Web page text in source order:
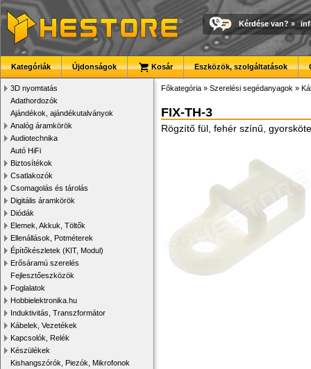
Kérdése van? »
Kategóriák Újdonságok Kosár Eszközök, szolgáltatások
3D nyomtatás
Adathordozók
Ajándékok, ajándékutalványok
Analóg áramkörök
Audiotechnika
Autó HiFi
Biztosítékok
Csatlakozók
Csomagolás és tárolás
Digitális áramkörök
Diódák
Elemek, Akkuk, Töltők
Ellenállások, Potméterek
Építőkészletek (KIT, Modul)
Erősáramú szerelés
Fejlesztőeszközök
Foglalatok
Hobbielektronika.hu
Induktivitás, Transzformátor
Kábelek, Vezetékek
Kapcsolók, Relék
Készülékek
Kishangszórók, Piezók, Mikrofonok
Főkategória » Szerelési segédanyagok »
FIX-TH-3
Rögzítő fül, fehér színű,